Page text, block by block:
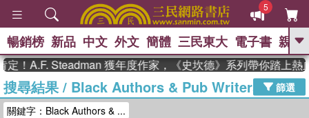
5
GO
熱搜： 東野圭吾 、 高希均教授回憶錄
、 The Odyssey 、 父親節 、 如果歷
暢銷榜 新品 中文 外文 簡體 三民東大 電子書 親子
！A.F. Steadman 獲年度作家，《史坎德》系列帶你踏上熱
搜尋結果/ Black Authors & Pub Writers Direct
篩選
關鍵字：Black Authors & ...